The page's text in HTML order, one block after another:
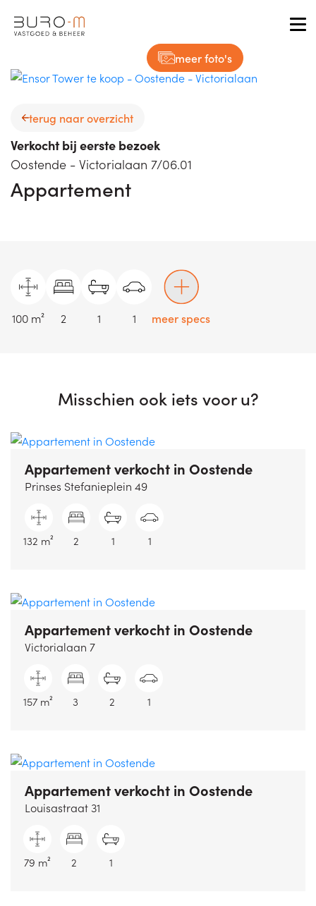
meer foto's
terug naar overzicht
Verkocht bij eerste bezoek
Oostende - Victorialaan 7/06.01
Appartement
100 m² 2 1 1 meer specs
Misschien ook iets voor u?
Appartement verkocht in Oostende
Prinses Stefanieplein 49
132 m² 2 1 1
Appartement verkocht in Oostende
Victorialaan 7
157 m² 3 2 1
Appartement verkocht in Oostende
Louisastraat 31
79 m² 2 1